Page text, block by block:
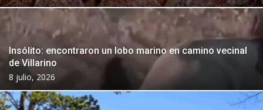
Insólito: encontraron un lobo marino en camino vecinal
de Villarino
8 julio, 2026